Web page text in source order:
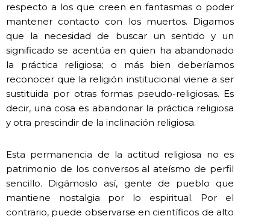
respecto a los que creen en fantasmas o poder
mantener contacto con los muertos. Digamos
que la necesidad de buscar un sentido y un
significado se acentúa en quien ha abandonado
la práctica religiosa; o más bien deberíamos
reconocer que la religión institucional viene a ser
sustituida por otras formas pseudo-religiosas. Es
decir, una cosa es abandonar la práctica religiosa
y otra prescindir de la inclinación religiosa.
Esta permanencia de la actitud religiosa no es
patrimonio de los conversos al ateísmo de perfil
sencillo. Digámoslo así, gente de pueblo que
mantiene nostalgia por lo espiritual. Por el
contrario, puede observarse en científicos de alto